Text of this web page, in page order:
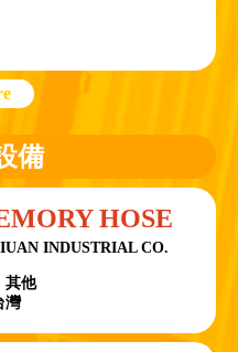
備
HOSE
INDUSTRIAL CO.
其他
灣